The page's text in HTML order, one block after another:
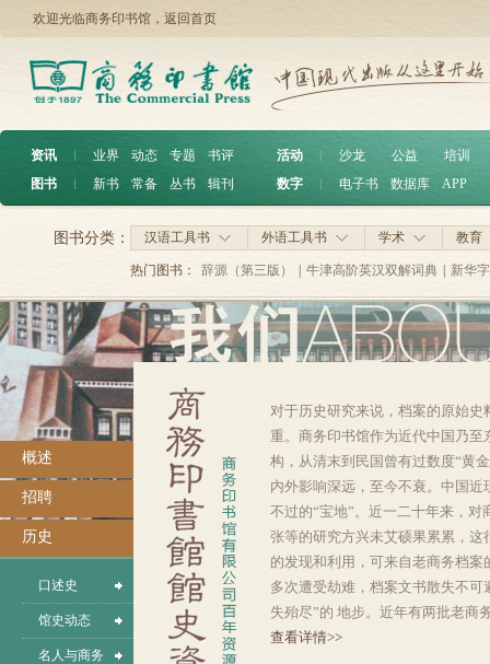
欢迎光临商务印书馆， 返回首页
资讯 ︱ 业界 动态 专题
书评
图书
︱ 新书 常备 丛书 辑刊
活动 沙龙 公益
培训
数字
电子书 数据库 APP
汉语工具书 外语工具书 学术 教育
图书分类：
热门图书： 辞源（第三版） 牛津高阶英汉双解词典 新华
概述
招聘
历史
口述史
馆史动态
名人与商务
对于历史研究来说，档案的原始史
重。商务印书馆作为近代中国乃至
构，从清末到民国曾有过数度“黄
内外影响深远，至今不衰。中国近
不过的“宝地”。近一二十年来，对
张等的研究方兴未艾硕果累累，这
的发现和利用，可来自老商务档案
多次遭受劫难，档案文书散失不可
失殆尽”的 地步。近年有两批老商
查看详情>>